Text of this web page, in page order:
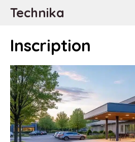
AllerTechnika
Inscription